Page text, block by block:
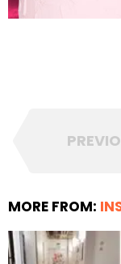
MORE FROM: